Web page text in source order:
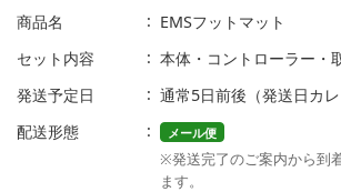
商品名
EMSフットマット
セット内容
本体・コントローラー・
発送予定日
通常5日前後（発送日カレ
配送形態
メール便
※発送完了のご案内から到
ます。